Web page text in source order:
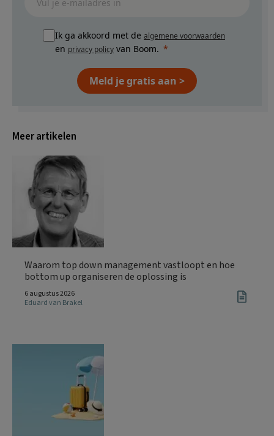
Ik ga akkoord met de algemene voorwaarden
en privacy policy van Boom.
Meld je gratis aan >
Meer artikelen
Waarom top down management vastloopt en hoe
bottom up organiseren de oplossing is
6 augustus 2026
Eduard van Brakel